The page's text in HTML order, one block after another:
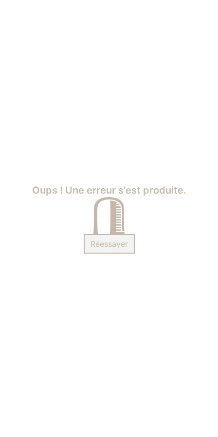
Oups ! Une erreur s'est produite.
Réessayer